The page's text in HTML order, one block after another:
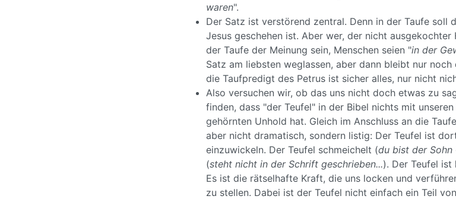
waren".
Der Satz ist verstörend zentral. Denn in der Taufe soll
Jesus geschehen ist. Aber wer, der nicht
der Taufe der Meinung sein, Menschen seien "in der
Satz am liebsten weglassen, aber dann bleibt nur noch
die Taufpredigt des Petrus ist sicher alles, nur nicht
Also versuchen wir, ob das uns nicht doch etwas zu
finden, dass "der Teufel" in der Bibel nichts mit
gehörnten Unhold hat. Gleich im Anschluss an die
aber nicht dramatisch, sondern listig: Der Teufel ist
einzuwickeln. Der Teufel schmeichelt (du bist der Sohn
(steht nicht in der Schrift geschrieben...). Der Teufel ist
Es ist die rätselhafte Kraft, die uns locken und
zu stellen. Dabei ist der Teufel nicht einfach ein Teil